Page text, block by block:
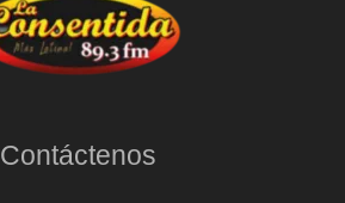
Contáctenos